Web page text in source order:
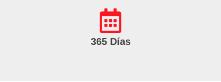
365 Días